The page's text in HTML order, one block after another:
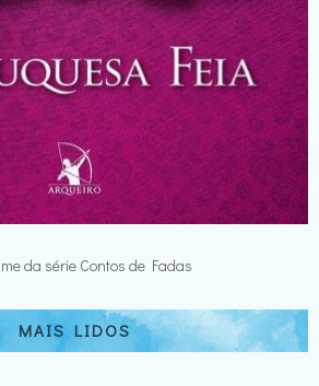
da série Contos de Fadas
MAIS LIDOS